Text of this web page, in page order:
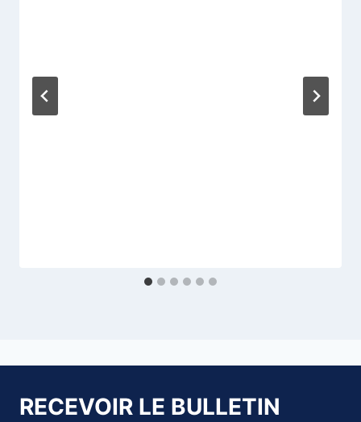
RECEVOIR LE BULLETIN